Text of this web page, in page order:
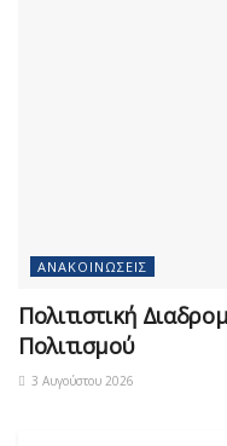
ΑΝΑΚΟΙΝΏΣΕΙΣ
Πολιτιστική
Πολιτισμού
3 Αυγούστου 2026